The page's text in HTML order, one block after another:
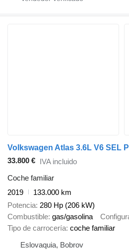
33.800 € IVA incluido
Coche familiar
2019
133.000 km
Potencia 280 Hp (206 kW)
Combustible gas/gasolina
Tipo de carrocería coche familiar
Eslovaquia, Bobrov